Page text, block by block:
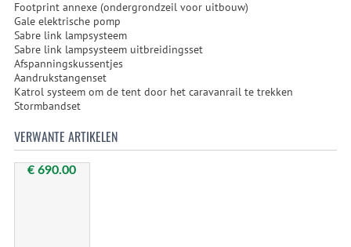
Footprint annexe (ondergrondzeil voor uitbouw)
Gale elektrische pomp
Sabre link lampsysteem
Sabre link lampsysteem uitbreidingsset
Afspanningskussentjes
Aandrukstangenset
Katrol systeem om de tent door het caravanrail te trekken
Stormbandset
VERWANTE ARTIKELEN
€ 690.00